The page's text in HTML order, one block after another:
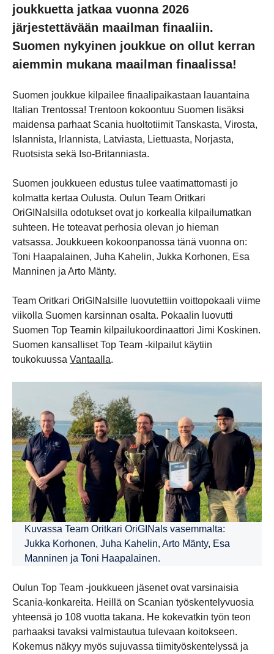
joukkuetta jatkaa vuonna 2026
järjestettävään maailman finaaliin.
Suomen nykyinen joukkue on ollut kerran
aiemmin mukana maailman finaalissa!
Suomen joukkue kilpailee finaalipaikastaan lauantaina
Italian Trentossa! Trentoon kokoontuu Suomen lisäksi
maidensa parhaat Scania huoltotiimit Tanskasta, Virosta,
Islannista, Irlannista, Latviasta, Liettuasta, Norjasta,
Ruotsista sekä Iso-Britanniasta.
Suomen joukkueen edustus tulee vaatimattomasti jo
kolmatta kertaa Oulusta. Oulun Team Oritkari
OriGINalsilla odotukset ovat jo korkealla kilpailumatkan
suhteen. He toteavat perhosia olevan jo hieman
vatsassa. Joukkueen kokoonpanossa tänä vuonna on:
Toni Haapalainen, Juha Kahelin, Jukka Korhonen, Esa
Manninen ja Arto Mänty.
Team Oritkari OriGINalsille luovutettiin voittopokaali viime
viikolla Suomen karsinnan osalta. Pokaalin luovutti
Suomen Top Teamin kilpailukoordinaattori Jimi Koskinen.
Suomen kansalliset Top Team -kilpailut käytiin
toukokuussa Vantaalla.
Kuvassa Team Oritkari OriGINals vasemmalta:
Jukka Korhonen, Juha Kahelin, Arto Mänty, Esa
Manninen ja Toni Haapalainen.
Oulun Top Team -joukkueen jäsenet ovat varsinaisia
Scania-konkareita. Heillä on Scanian työskentelyvuosia
yhteensä jo 108 vuotta takana. He kokevatkin työn teon
parhaaksi tavaksi valmistautua tulevaan koitokseen.
Kokemus näkyy myös sujuvassa tiimityöskentelyssä ja